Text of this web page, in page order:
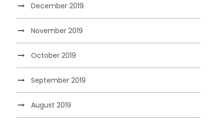
December 2019
November 2019
October 2019
September 2019
August 2019